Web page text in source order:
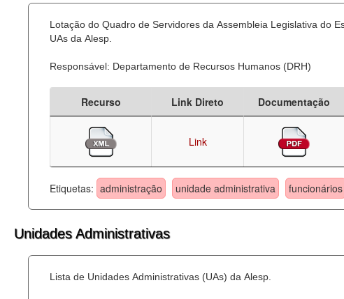
Lotação do Quadro de Servidores da Assembleia Legislativa do
UAs da Alesp.
Responsável: Departamento de Recursos Humanos (DRH)
Recurso Link Direto Documentação
Link
Etiquetas: administração unidade administrativa funcionários
Unidades Administrativas
Lista de Unidades Administrativas (UAs) da Alesp.